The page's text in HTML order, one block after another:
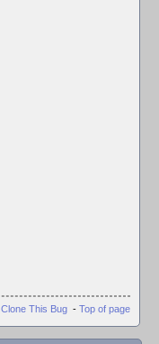
Clone This Bug - Top of page